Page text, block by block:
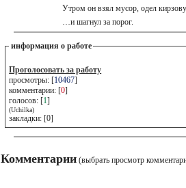
Утром он взял мусор, одел
…и шагнул за порог.
информация о работе
Проголосовать за работу
просмотры: [10467]
комментарии: [0]
голосов: [1]
(Uchilka)
закладки: [0]
Комментарии (выбрать просмотр